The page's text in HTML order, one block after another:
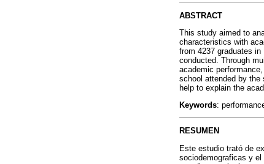
ABSTRACT
This study aimed to
characteristics with
from 4237 graduates
conducted. Through
academic
school attended by the
help to explain the
Keywords:
RESUMEN
Este estudio trató de
sociodemograficas y